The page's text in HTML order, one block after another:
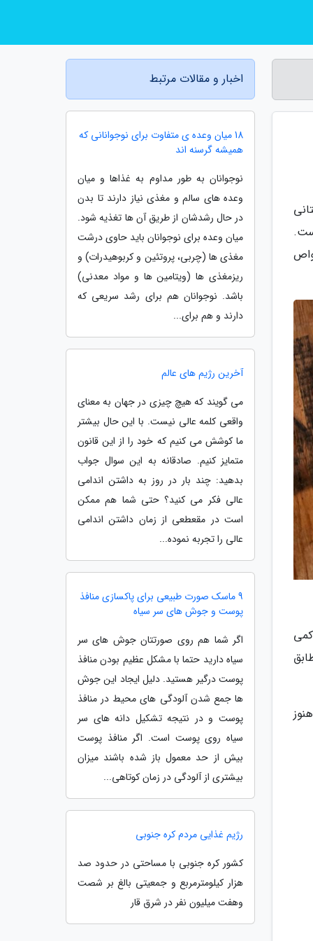
اخبار و مقالات مرتبط
18 میان وعده ی متفاوت برای نوجوانانی که
همیشه گرسنه اند
نوجوانان به طور مداوم به غذاها و میان
وعده های سالم و مغذی نیاز دارند تا بدن
در حال رشدشان از طریق آن ها تغذیه شود.
میان وعده برای نوجوانان باید حاوی درشت
مغذی ها (چربی، پروتئین و کربوهیدرات) و
ریزمغذی ها (ویتامین ها و مواد معدنی)
باشد. نوجوانان هم برای رشد سریعی که
دارند و هم برای...
آخرین رژیم های عالم
می گویند که هیچ چیزی در جهان به معنای
واقعی کلمه عالی نیست. با این حال بیشتر
ما کوشش می کنیم که خود را از این قانون
متمایز کنیم. صادقانه به این سوال جواب
بدهید: چند بار در روز به داشتن اندامی
عالی فکر می کنید؟ حتی شما هم ممکن
است در مقعطعی از زمان داشتن اندامی
عالی را تجربه نموده...
9 ماسک صورت طبیعی برای پاکسازی منافذ
پوست و جوش های سر سیاه
اگر شما هم روی صورتتان جوش های سر
سیاه دارید حتما با مشکل عظیم بودن منافذ
پوست درگیر هستید. دلیل ایجاد این جوش
ها جمع شدن آلودگی های محیط در منافذ
پوست و در نتیجه تشکیل دانه های سر
سیاه روی پوست است. اگر منافذ پوست
بیش از حد معمول باز شده باشند میزان
بیشتری از آلودگی در زمان کوتاهی...
رژیم غذایی مردم کره جنوبی
کشور کره جنوبی با مساحتی در حدود صد
هزار کیلومترمربع و جمعیتی بالغ بر شصت
وهفت میلیون نفر در شرق قار